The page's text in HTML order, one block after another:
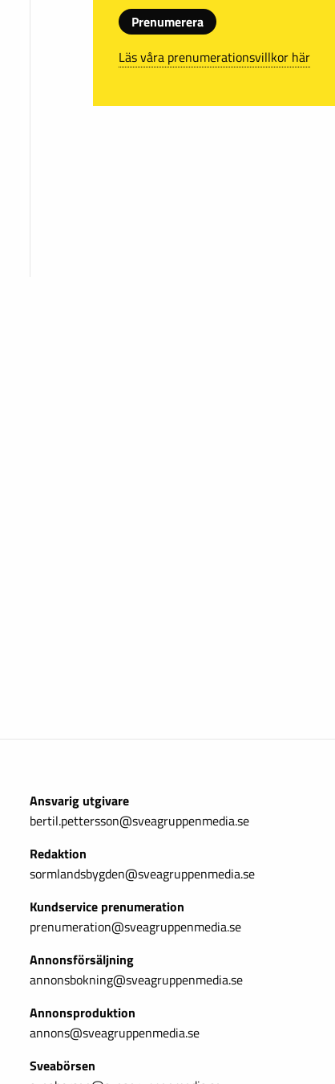
Prenumerera
Läs våra prenumerationsvillkor här
Ansvarig utgivare
bertil.pettersson@sveagruppenmedia.se
Redaktion
sormlandsbygden@sveagruppenmedia.se
Kundservice prenumeration
prenumeration@sveagruppenmedia.se
Annonsförsäljning
annonsbokning@sveagruppenmedia.se
Annonsproduktion
annons@sveagruppenmedia.se
Sveabörsen